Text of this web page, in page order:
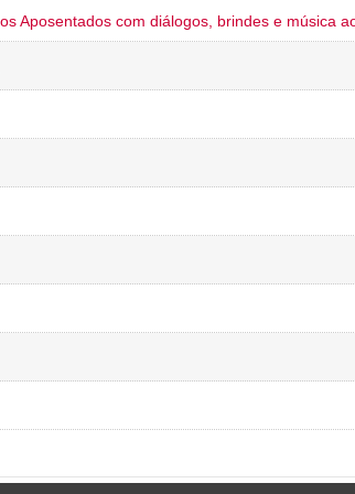
Aposentados com diálogos, brindes e música